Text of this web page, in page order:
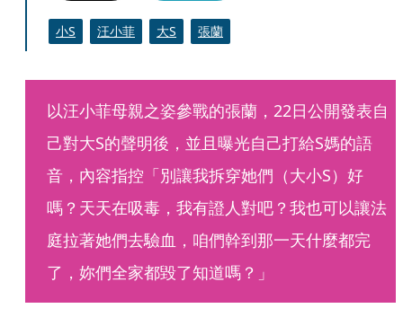
小S 汪小菲 大S 張蘭
以汪小菲母親之姿參戰的張蘭，22日公開發表自
己對大S的聲明後，並且曝光自己打給S媽的語
音，內容指控「別讓我拆穿她們（大小S）好
嗎？天天在吸毒，我有證人對吧？我也可以讓法
庭拉著她們去驗血，咱們幹到那一天什麼都完
了，妳們全家都毀了知道嗎？」